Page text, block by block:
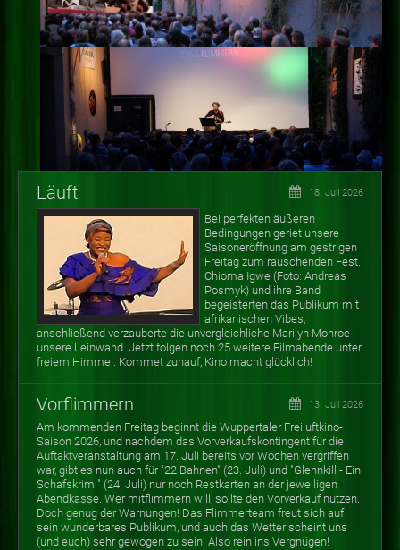
Läuft 18. Juli 2026
Bei perfekten äußeren
Bedingungen geriet unsere
Saisoneröffnung am gestrigen
Freitag zum rauschenden Fest.
Chioma Igwe (Foto: Andreas
Posmyk) und ihre Band
begeisterten das Publikum mit
afrikanischen Vibes,
anschließend verzauberte die unvergleichliche Marilyn Monroe
unsere Leinwand. Jetzt folgen noch 25 weitere Filmabende unter
freiem Himmel. Kommet zuhauf, Kino macht glücklich!
Vorflimmern 13. Juli 2026
Am kommenden Freitag beginnt die Wuppertaler Freiluftkino-
Saison 2026, und nachdem das Vorverkaufskontingent für die
Auftaktveranstaltung am 17. Juli bereits vor Wochen vergriffen
war, gibt es nun auch für "22 Bahnen" (23. Juli) und "Glennkill - Ein
Schafskrimi" (24. Juli) nur noch Restkarten an der jeweiligen
Abendkasse. Wer mitflimmern will, sollte den Vorverkauf nutzen.
Doch genug der Warnungen! Das Flimmerteam freut sich auf
sein wunderbares Publikum, und auch das Wetter scheint uns
(und euch) sehr gewogen zu sein. Also rein ins Vergnügen!